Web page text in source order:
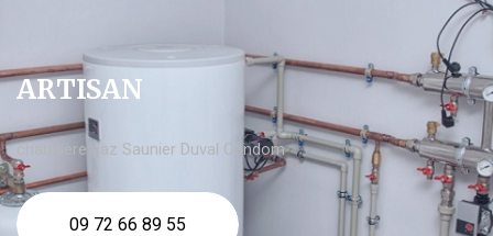
ARTISAN
chaudière gaz Saunier Duval Condom
09 72 66 89 55